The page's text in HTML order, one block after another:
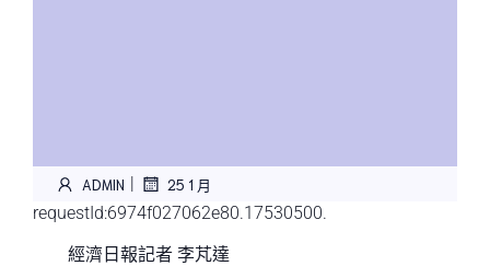
ADMIN | 25 1 月
requestId:6974f027062e80.17530500.
經濟日報記者 李芃達